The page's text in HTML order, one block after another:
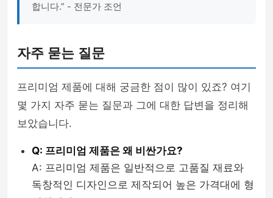
합니다.” - 전문가 조언
자주 묻는 질문
프리미엄 제품에 대해 궁금한 점이 많이 있죠? 여기
몇 가지 자주 묻는 질문과 그에 대한 답변을 정리해
보았습니다.
Q: 프리미엄 제품은 왜 비싼가요?
A: 프리미엄 제품은 일반적으로 고품질 재료와
독창적인 디자인으로 제작되어 높은 가격대에 형